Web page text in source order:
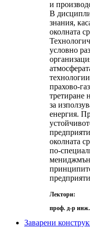
и
В
знания,
околната
условно
прахово-
третиране
за
енергия.
околната
по-
Лектори:
проф. д-р
Заварени